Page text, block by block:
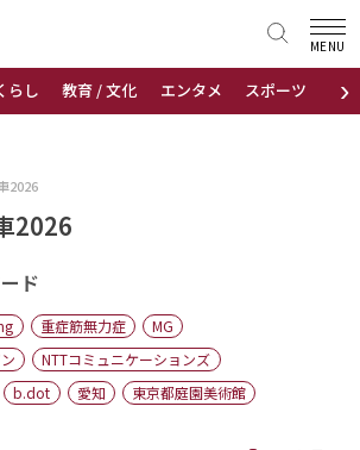
›
らし 教育 / 文化 エンタメ スポーツ 地域
MENU
2026
2026
ド
重症筋無力症
MG
NTTコミュニケーションズ
b.dot 愛知
東京都庭園美術館